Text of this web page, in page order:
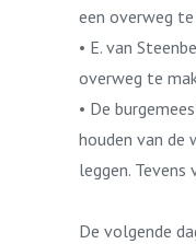
een overweg
• E. van
overweg te
• De
houden van de
leggen.
De volgende